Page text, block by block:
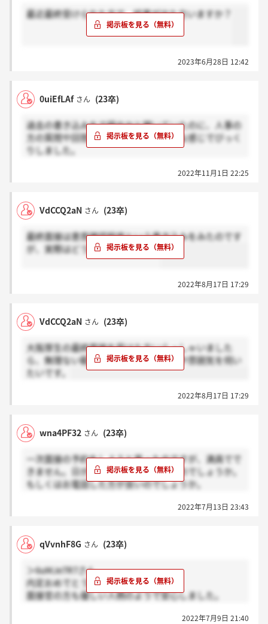
最近最終受けられた方で、結果が出た方いますか？
2023年6月28日 12:42
0uiEfLAf さん (23卒)
過去の書き込みをで穏やかと聞いていたのに、人事の
方の質問や回答の返しが含みのある嫌な感じでびっく
りしました。
たが、他の受験者への対応を見て気になってしまいま
志望度高かったのでちょっと残念です(´・_・`)
2022年11月1日 22:25
VdCCQ2aN さん (23卒)
最終面接は意思確認程度という書き込みをみたのです
が、実際はどうなんでしょうか？
2022年8月17日 17:29
VdCCQ2aN さん (23卒)
大阪厚生の最終面接を受けた方いらっしゃいました
ら、無理ない範囲で良いので質問内容や雰囲気を伺い
たいです。
2022年8月17日 17:29
wna4PF32 さん (23卒)
一次面接の予約をしようと思ったのですが、満員でで
きません。日が立てば日にちが増えるのでしょうか。
もしくはお電話した方が良いのでしょうか。
2022年7月13日 23:43
qVvnhF8G さん (23卒)
＞6uMJe7R7さん
内定おめでとうございます！
面接官の方も優しい人柄のようで安心しました。
2022年7月9日 21:40